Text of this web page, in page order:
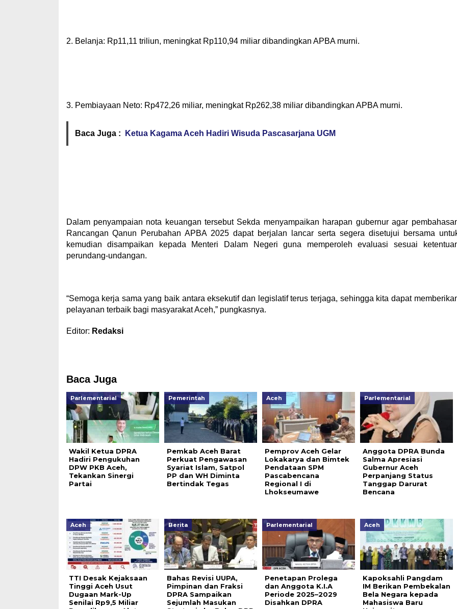
‎2. Belanja: Rp11,11 triliun, meningkat Rp110,94 miliar dibandingkan APBA murni.
‎3. Pembiayaan Neto: Rp472,26 miliar, meningkat Rp262,38 miliar dibandingkan APBA murni.
Baca Juga : Ketua Kagama Aceh Hadiri Wisuda Pascasarjana UGM
‎Dalam penyampaian nota keuangan tersebut Sekda menyampaikan harapan gubernur agar
Rancangan Qanun Perubahan APBA 2025 dapat berjalan lancar serta segera disetujui bersama
kemudian disampaikan kepada Menteri Dalam Negeri guna memperoleh evaluasi sesuai
perundang-undangan.
‎“Semoga kerja sama yang baik antara eksekutif dan legislatif terus terjaga, sehingga kita dapat
pelayanan terbaik bagi masyarakat Aceh,” pungkasnya.
Editor: Redaksi
Baca Juga
Parlementarial
Wakil Ketua DPRA
Hadiri Pengukuhan
DPW PKB Aceh,
Tekankan Sinergi
Partai
Pemerintah
Pemkab Aceh Barat
Perkuat Pengawasan
Syariat Islam, Satpol
PP dan WH Diminta
Bertindak Tegas
Aceh
Pemprov Aceh Gelar
Lokakarya dan Bimtek
Pendataan SPM
Pascabencana
Regional I di
Lhokseumawe
Parlementarial
Anggota DPRA Bunda
Salma Apresiasi
Gubernur Aceh
Perpanjang Status
Tanggap Darurat
Bencana
Aceh
TTI Desak Kejaksaan
Tinggi Aceh Usut
Dugaan Mark-Up
Senilai Rp9,5 Miliar
Berita
Bahas Revisi UUPA,
Pimpinan dan Fraksi
DPRA Sampaikan
Sejumlah Masukan
Parlementarial
Penetapan Prolega
dan Anggota K.I.A
Periode 2025–2029
Disahkan DPRA
Aceh
Kapoksahli Pangdam
IM Berikan Pembekalan
Bela Negara kepada
Mahasiswa Baru